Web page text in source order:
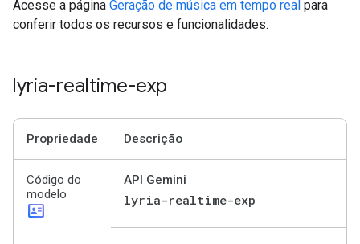
Acesse a página Geração de música em tempo real para
conferir todos os recursos e funcionalidades.
lyria-realtime-exp
Propriedade Descrição
Código do
modelo
id_card
API Gemini
lyria-realtime-exp